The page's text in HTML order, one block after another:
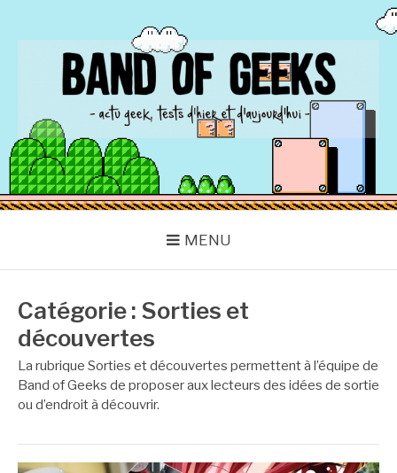
BAND OF GEEKS
Actu Geek d'hier et d'aujourd'hui
MENU
Catégorie : Sorties et
découvertes
La rubrique Sorties et découvertes permettent à l’équipe de
Band of Geeks de proposer aux lecteurs des idées de sortie
ou d’endroit à découvrir.